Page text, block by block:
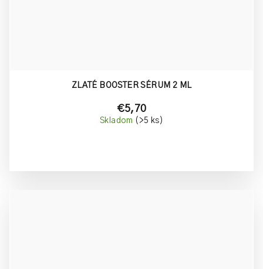
ZLATÉ BOOSTER SÉRUM 2 ML
€5,70
Skladom (>5 ks)